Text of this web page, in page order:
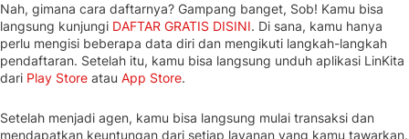
Nah, gimana cara daftarnya? Gampang banget, Sob! Kamu bisa
langsung kunjungi DAFTAR GRATIS DISINI. Di sana, kamu hanya
perlu mengisi beberapa data diri dan mengikuti langkah-langkah
pendaftaran. Setelah itu, kamu bisa langsung unduh aplikasi LinKita
dari Play Store atau App Store.
Setelah menjadi agen, kamu bisa langsung mulai transaksi dan
mendapatkan keuntungan dari setiap layanan yang kamu tawarkan.